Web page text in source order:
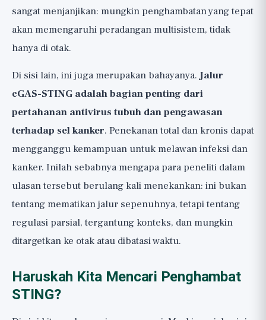
sangat menjanjikan: mungkin penghambatan yang tepat
akan memengaruhi peradangan multisistem, tidak
hanya di otak.
Di sisi lain, ini juga merupakan bahayanya.Jalur
cGAS-STING adalah bagian penting dari
pertahanan antivirus tubuh dan pengawasan
terhadap sel kanker. Penekanan total dan kronis dapat
mengganggu kemampuan untuk melawan infeksi dan
kanker. Inilah sebabnya mengapa para peneliti dalam
ulasan tersebut berulang kali menekankan: ini bukan
tentang mematikan jalur sepenuhnya, tetapi tentang
regulasi parsial, tergantung konteks, dan mungkin
ditargetkan ke otak atau dibatasi waktu.
Haruskah Kita Mencari Penghambat
STING?